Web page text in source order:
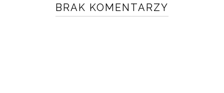
BRAK KOMENTARZY